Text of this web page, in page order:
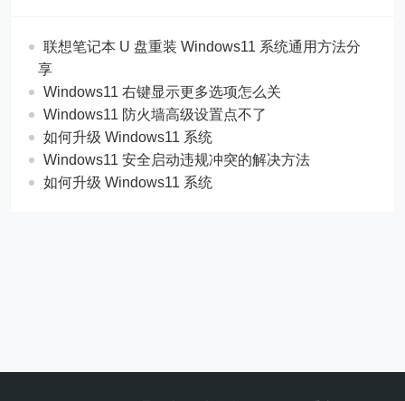
联想笔记本 U 盘重装 Windows11 系统通用方法分
享
Windows11 右键显示更多选项怎么关
Windows11 防火墙高级设置点不了
如何升级 Windows11 系统
Windows11 安全启动违规冲突的解决方法
如何升级 Windows11 系统